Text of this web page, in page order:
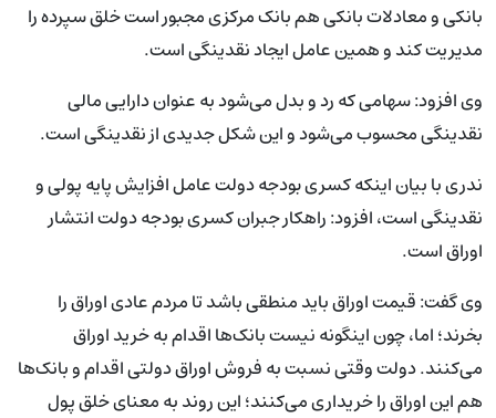
بانکی و معادلات بانکی هم بانک مرکزی مجبور است خلق سپرده را
مدیریت کند و همین عامل ایجاد نقدینگی است.
وی افزود: سهامی که رد و بدل می‌شود به عنوان دارایی مالی
نقدینگی محسوب می‌شود و این شکل جدیدی از نقدینگی است.
ندری با بیان اینکه کسری بودجه دولت عامل افزایش پایه پولی و
نقدینگی است، افزود: راهکار جبران کسری بودجه دولت انتشار
اوراق است.
وی گفت: قیمت اوراق باید منطقی باشد تا مردم عادی اوراق را
بخرند؛ اما، چون اینگونه نیست بانک‌ها اقدام به خرید اوراق
می‌کنند. دولت وقتی نسبت به فروش اوراق دولتی اقدام و بانک‌ها
هم این اوراق را خریداری می‌کنند؛ این روند به معنای خلق پول